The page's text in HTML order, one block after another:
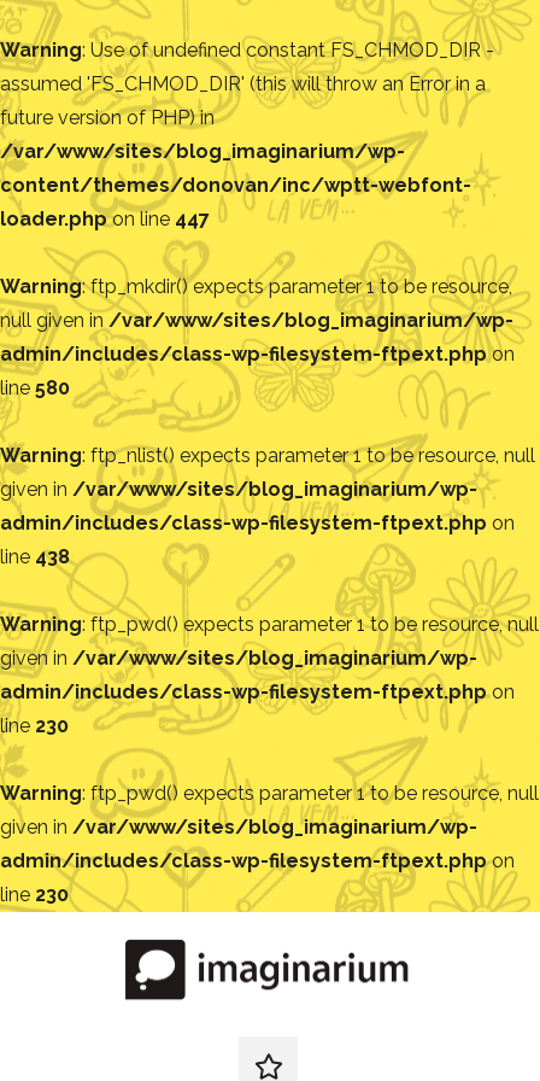
Warning: Use of undefined constant FS_CHMOD_DIR -
assumed 'FS_CHMOD_DIR' (this will throw an Error in a
future version of PHP) in
/var/www/sites/blog_imaginarium/wp-
content/themes/donovan/inc/wptt-webfont-
loader.phpon line 447
Warning: ftp_mkdir() expects parameter 1 to be resource,
null given in /var/www/sites/blog_imaginarium/wp-
admin/includes/class-wp-filesystem-ftpext.phpon
line 580
Warning: ftp_nlist() expects parameter 1 to be resource, null
given in /var/www/sites/blog_imaginarium/wp-
admin/includes/class-wp-filesystem-ftpext.php on
line 438
Warning: ftp_pwd() expects parameter 1 to be resource, null
given in /var/www/sites/blog_imaginarium/wp-
admin/includes/class-wp-filesystem-ftpext.phpon
line 230
Warning: ftp_pwd() expects parameter 1 to be resource, null
given in /var/www/sites/blog_imaginarium/wp-
admin/includes/class-wp-filesystem-ftpext.phpon
line 230
redes